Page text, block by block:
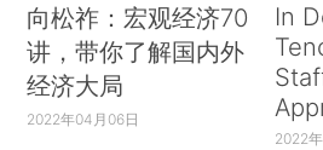
向松祚：宏观经济70
讲，带你了解国内外
经济大局
2022年04月06日
In
2022